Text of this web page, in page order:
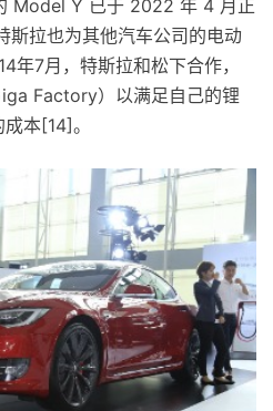
Model Y 已于 2022 年 4 月正
斯拉也为其他汽车公司的电动
年7月，特斯拉和松下合作，
Factory）以满足自己的锂
本[14]。